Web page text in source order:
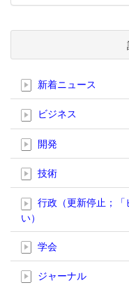
新着ニュース
ビジネス
開発
技術
行政（更新停止；
い）
学会
ジャーナル